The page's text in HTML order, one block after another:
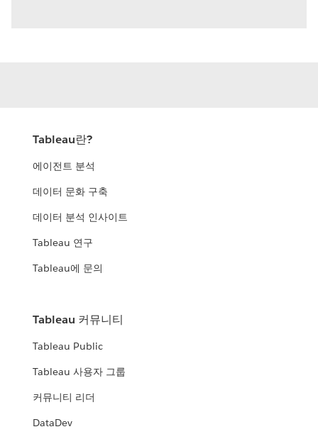
Tableau란?
에이전트 분석
데이터 문화 구축
데이터 분석 인사이트
Tableau 연구
Tableau에 문의
Tableau 커뮤니티
Tableau Public
Tableau 사용자 그룹
커뮤니티 리더
DataDev